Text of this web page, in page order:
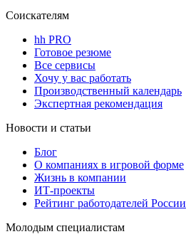
Соискателям
hh PRO
Готовое резюме
Все сервисы
Хочу у вас работать
Производственный календарь
Экспертная рекомендация
Новости и статьи
Блог
О компаниях в игровой форме
Жизнь в компании
ИТ-проекты
Рейтинг работодателей России
Молодым специалистам